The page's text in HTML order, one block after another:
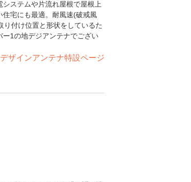
ステムや片流れ屋根で屋根上
宅にも最適。耐風速(破戒風
付け位置と形状をしているた
1の地デジアンテナでござい
デザインアンテナ特設ページ